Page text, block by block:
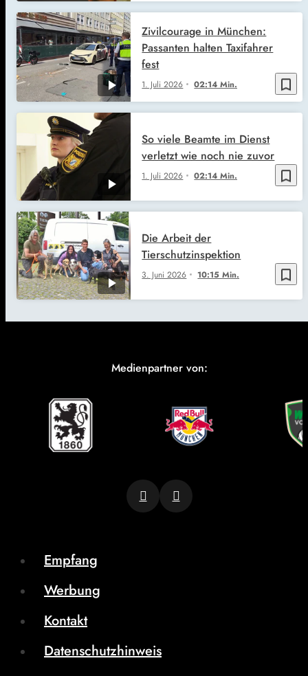
bookmark_border
1. Juli 2026 02:14 Min.
Zivilcourage in München:
Passanten halten Taxifahrer
fest
bookmark_border
1. Juli 2026 02:14 Min.
So viele Beamte im Dienst
verletzt wie noch nie zuvor
bookmark_border
3. Juni 2026 10:15 Min.
Die Arbeit der
Tierschutzinspektion
Medienpartner von:
Empfang
Werbung
Kontakt
Datenschutzhinweis